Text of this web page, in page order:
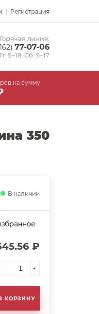
| Регистрация
Горячая линия:
77-07-06
9–18, Сб: 9–17
на сумму:
350
В наличии
₽
- +
КОРЗИНУ